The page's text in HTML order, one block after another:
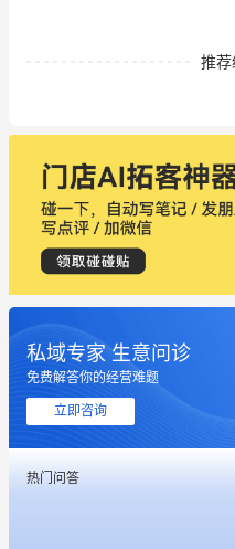
推
私域专家 生意问诊
免费解答你的经营难题
立即咨询
热门问答
这个营销策划案例
用有赞就能在微信
餐饮也得靠私域和